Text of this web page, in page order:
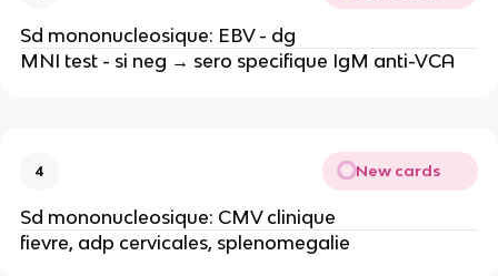
Sd mononucleosique: EBV - dg
MNI test - si neg → sero specifique IgM anti-VCA
4 New cards
Sd mononucleosique: CMV clinique
fievre, adp cervicales, splenomegalie